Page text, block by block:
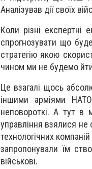
Аналізував дії своїх
Коли різні
спрогнозувати що
стратегію якою
чином ми не будемо
Це взагалі щось
іншими арміями
неповороткі. А тут в
управління взялися не
технологічних
запропонували їм
військові.